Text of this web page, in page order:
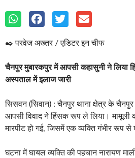
✒️ परवेज अख्तर / एडिटर इन चीफ
चैनपुर मुबारकपुर में आपसी कहासुनी ने लिया
अस्पताल में इलाज जारी
सिसवन (सिवान) : चैनपुर थाना क्षेत्र के चैनपुर
आपसी विवाद ने हिंसक रूप ले लिया। मामूली
मारपीट हो गई, जिसमें एक व्यक्ति गंभीर रूप से
घटना में घायल व्यक्ति की पहचान नारायण